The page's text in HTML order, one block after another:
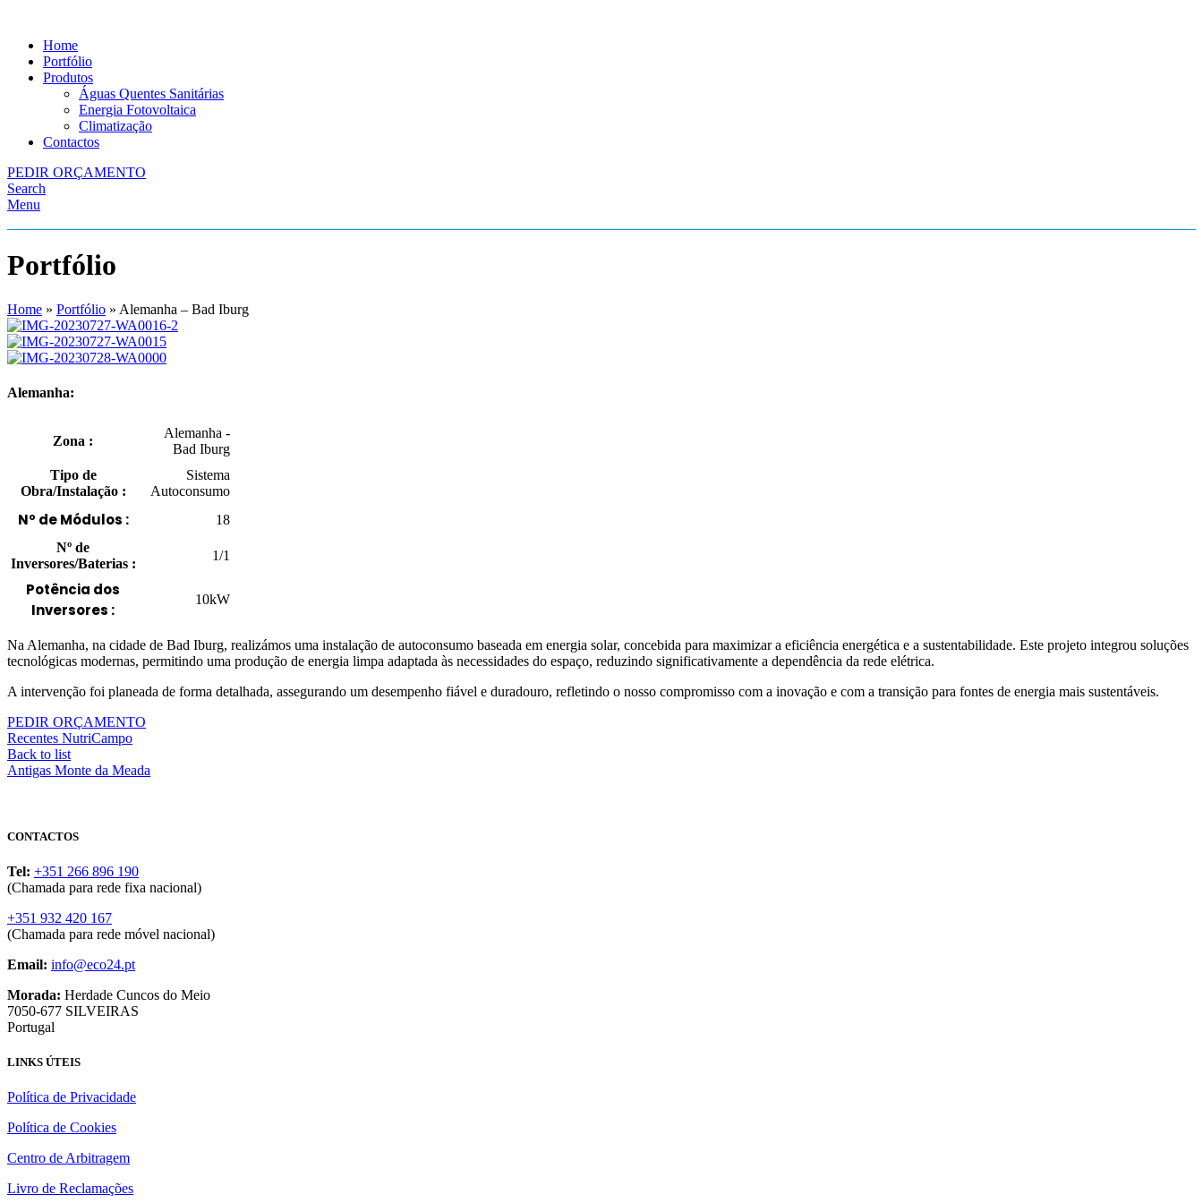
Home
Portfólio
Produtos
Águas Quentes Sanitárias
Energia Fotovoltaica
Climatização
Contactos
PEDIR ORÇAMENTO
Search
Menu
Portfólio
Home » Portfólio » Alemanha – Bad Iburg
Alemanha:
Zona :
Alemanha -
Bad Iburg
Tipo de
Obra/Instalação :
Sistema
Autoconsumo
Nº de Módulos :
18
Nº de
Inversores/Baterias :
1/1
Potência dos
Inversores :
10kW
Na Alemanha, na cidade de Bad Iburg, realizámos uma instalação de autoconsumo baseada em energia solar, concebida para maximizar a eficiência energética e a sustentabilidade. Este projeto integrou soluções
tecnológicas modernas, permitindo uma produção de energia limpa adaptada às necessidades do espaço, reduzindo significativamente a dependência da rede elétrica.
A intervenção foi planeada de forma detalhada, assegurando um desempenho fiável e duradouro, refletindo o nosso compromisso com a inovação e com a transição para fontes de energia mais sustentáveis.
PEDIR ORÇAMENTO
Recentes NutriCampo
Back to list
Antigas Monte da Meada
CONTACTOS
Tel: +351 266 896 190
(Chamada para rede fixa nacional)
+351 932 420 167
(Chamada para rede móvel nacional)
Email: info@eco24.pt
Morada: Herdade Cuncos do Meio
7050-677 SILVEIRAS
Portugal
LINKS ÚTEIS
Política de Privacidade
Política de Cookies
Centro de Arbitragem
Livro de Reclamações